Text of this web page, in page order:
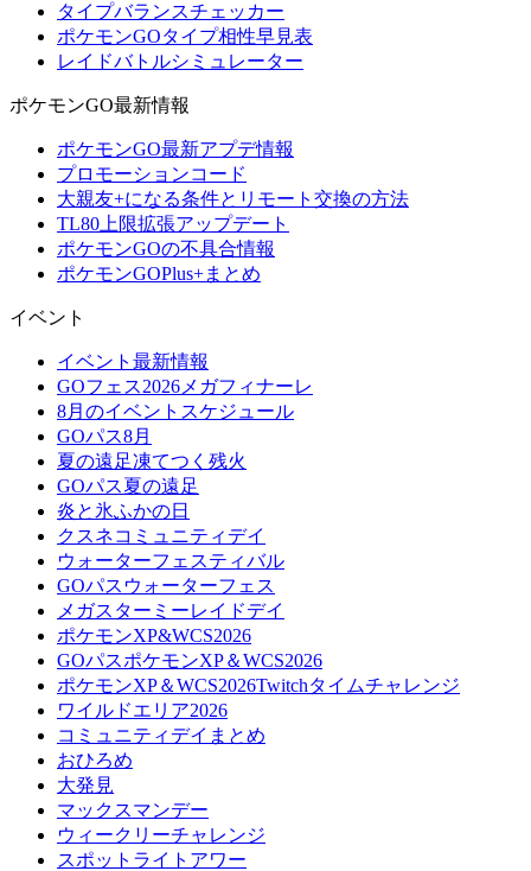
タイプバランスチェッカー
ポケモンGOタイプ相性早見表
レイドバトルシミュレーター
ポケモンGO最新情報
ポケモンGO最新アプデ情報
プロモーションコード
大親友+になる条件とリモート交換の方法
TL80上限拡張アップデート
ポケモンGOの不具合情報
ポケモンGOPlus+まとめ
イベント
イベント最新情報
GOフェス2026メガフィナーレ
8月のイベントスケジュール
GOパス8月
夏の遠足凍てつく残火
GOパス夏の遠足
炎と氷ふかの日
クスネコミュニティデイ
ウォーターフェスティバル
GOパスウォーターフェス
メガスターミーレイドデイ
ポケモンXP&WCS2026
GOパスポケモンXP＆WCS2026
ポケモンXP＆WCS2026Twitchタイムチャレンジ
ワイルドエリア2026
コミュニティデイまとめ
おひろめ
大発見
マックスマンデー
ウィークリーチャレンジ
スポットライトアワー